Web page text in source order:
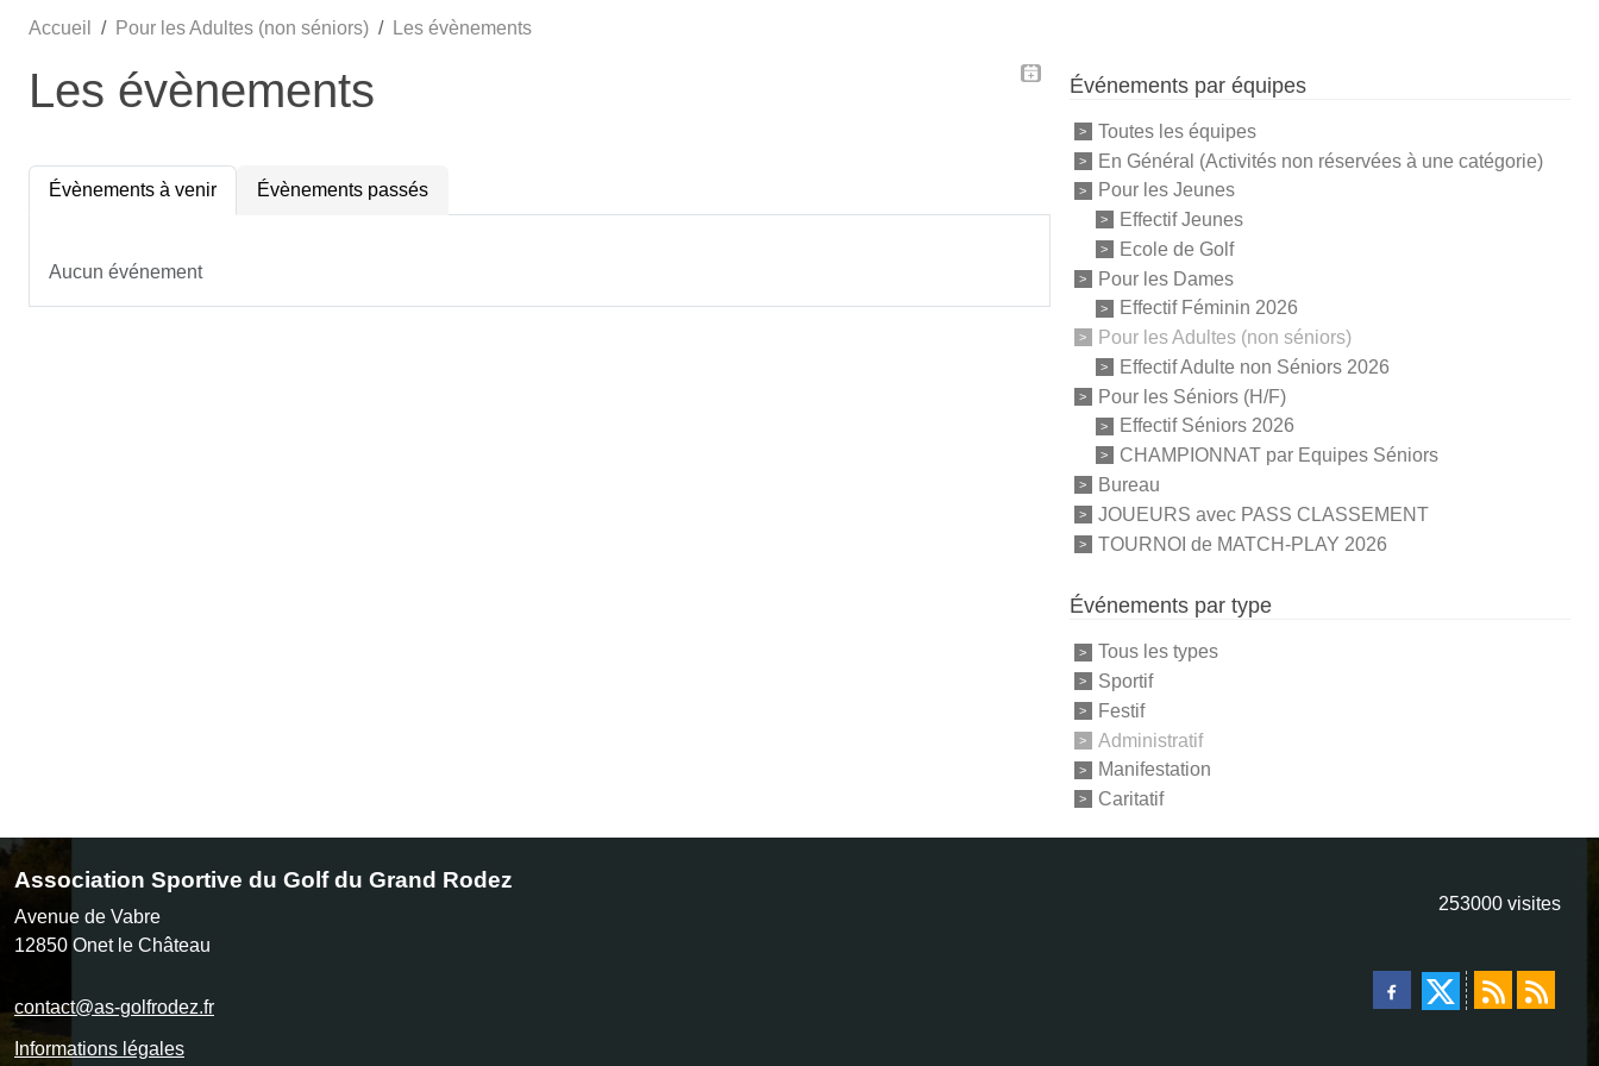
Accueil Pour les Adultes (non séniors) Les évènements
Les évènements
Évènements à venir Évènements passés
Aucun événement
Événements par équipes
Toutes les équipes
En Général (Activités non réservées à une catégorie)
Pour les Jeunes
Effectif Jeunes
Ecole de Golf
Pour les Dames
Effectif Féminin 2026
Pour les Adultes (non séniors)
Effectif Adulte non Séniors 2026
Pour les Séniors (H/F)
Effectif Séniors 2026
CHAMPIONNAT par Equipes Séniors
Bureau
JOUEURS avec PASS CLASSEMENT
TOURNOI de MATCH-PLAY 2026
Événements par type
Tous les types
Sportif
Festif
Administratif
Manifestation
Caritatif
Association Sportive du Golf du Grand Rodez
Avenue de Vabre
12850 Onet le Château
contact@as-golfrodez.fr
Informations légales
253000 visites